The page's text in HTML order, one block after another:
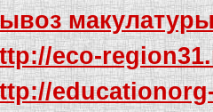
eco-